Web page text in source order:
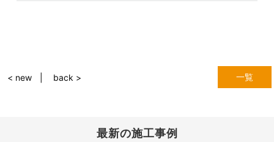
一覧
< new back >
最新の施工事例